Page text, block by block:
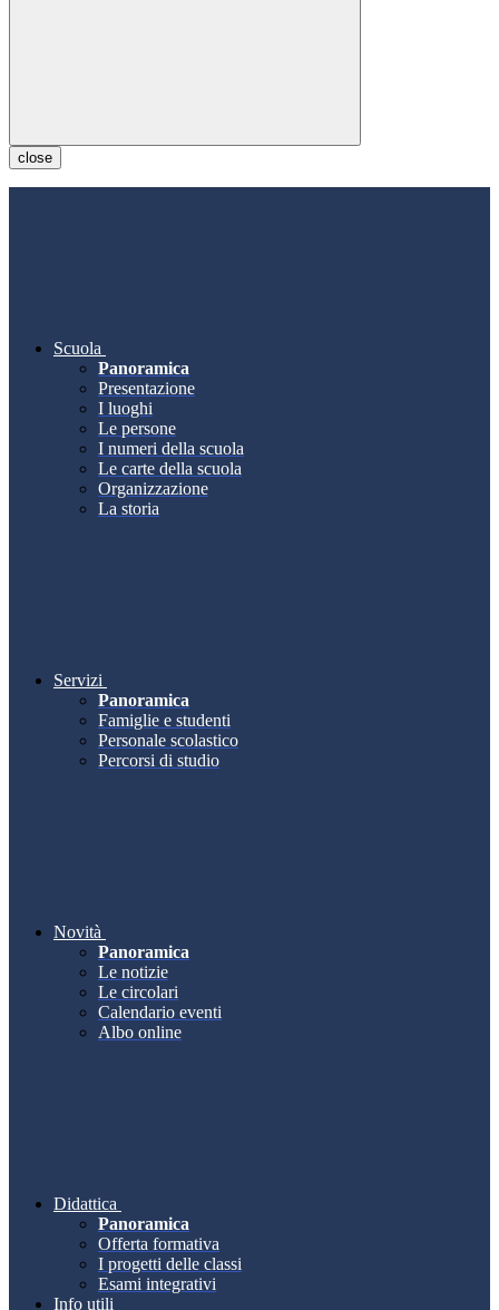
close
Scuola
Panoramica
Presentazione
I luoghi
Le persone
I numeri della scuola
Le carte della scuola
Organizzazione
La storia
Servizi
Panoramica
Famiglie e studenti
Personale scolastico
Percorsi di studio
Novità
Panoramica
Le notizie
Le circolari
Calendario eventi
Albo online
Didattica
Panoramica
Offerta formativa
I progetti delle classi
Esami integrativi
Info utili